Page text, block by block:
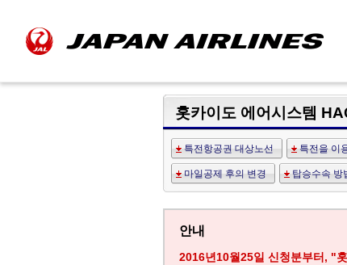
홋카이도 에어시스템
특전항공권 대상노선 특전을 이
마일공제 후의 변경 탑승수속 방
안내
2016년10월25일 신청분부터, "